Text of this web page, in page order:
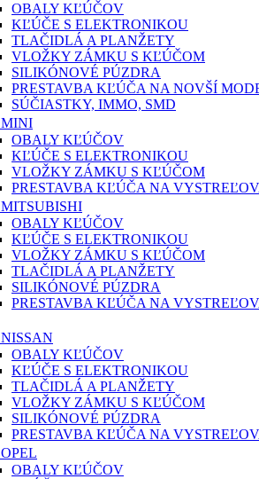
OBALY KĽÚČOV
KĽÚČE S ELEKTRONIKOU
TLAČIDLÁ A PLANŽETY
VLOŽKY ZÁMKU S KĽÚČOM
SILIKÓNOVÉ PÚZDRA
PRESTAVBA KĽÚČA NA NOVŠÍ
SÚČIASTKY, IMMO, SMD
MINI
OBALY KĽÚČOV
KĽÚČE S ELEKTRONIKOU
VLOŽKY ZÁMKU S KĽÚČOM
PRESTAVBA KĽÚČA NA
MITSUBISHI
OBALY KĽÚČOV
KĽÚČE S ELEKTRONIKOU
VLOŽKY ZÁMKU S KĽÚČOM
TLAČIDLÁ A PLANŽETY
SILIKÓNOVÉ PÚZDRA
PRESTAVBA KĽÚČA NA
NISSAN
OBALY KĽÚČOV
KĽÚČE S ELEKTRONIKOU
TLAČIDLÁ A PLANŽETY
VLOŽKY ZÁMKU S KĽÚČOM
SILIKÓNOVÉ PÚZDRA
PRESTAVBA KĽÚČA NA
OPEL
OBALY KĽÚČOV